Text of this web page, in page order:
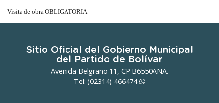
Visita de obra OBLIGATORIA
Sitio Oficial del Gobierno Municipal
del Partido de Bolívar
Avenida Belgrano 11, CP B6550ANA.
Tel: (02314) 466474